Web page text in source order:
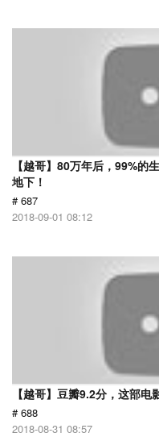
【越哥】80万年后，99%的
地下！
# 687
2018-09-01 08:12
【越哥】豆瓣9.2分，这部电
# 688
2018-08-31 08:57